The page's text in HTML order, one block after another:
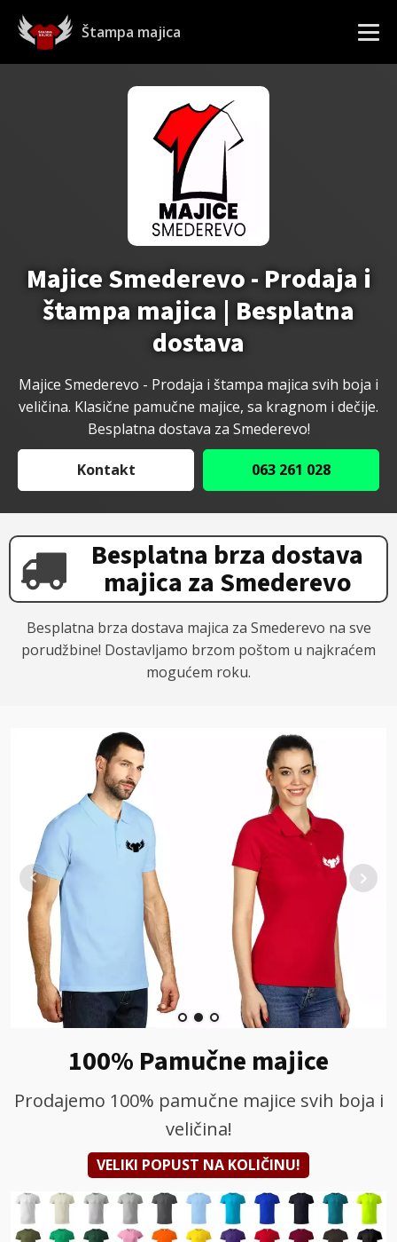
Štampa majica
Majice Smederevo - Prodaja i
štampa majica | Besplatna
dostava
Majice Smederevo - Prodaja i štampa majica svih boja i
veličina. Klasične pamučne majice, sa kragnom i dečije.
Besplatna dostava za Smederevo!
Kontakt 063 261 028
Besplatna brza dostava
majica za Smederevo
Besplatna brza dostava majica za Smederevo na sve
porudžbine! Dostavljamo brzom poštom u najkraćem
mogućem roku.
100% Pamučne majice
Prodajemo 100% pamučne majice svih boja i
veličina!
VELIKI POPUST NA KOLIČINU!